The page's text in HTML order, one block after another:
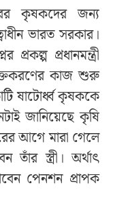
কৃষকদের জন্য
ভারত সরকার।
প্রকল্প প্রধানমন্ত্রী
কাজ শুরু
ষাটোর্ধ্ব কৃষককে
জানিয়েছে কৃষি
আগে মারা গেলে
স্ত্রী। অর্থাৎ
পেনশন প্রাপক